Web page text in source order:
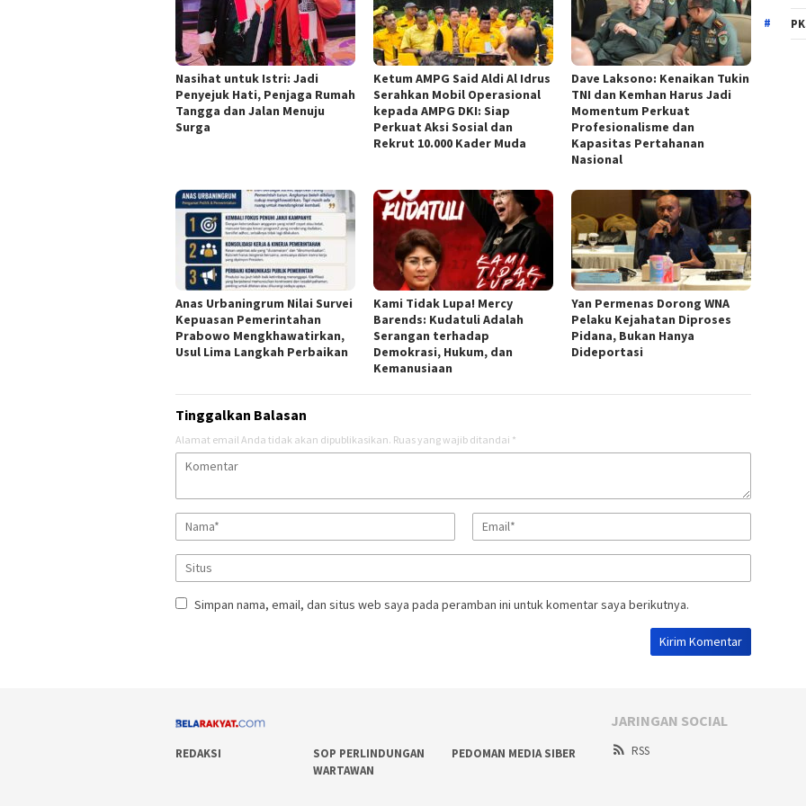
Nasihat untuk Istri: Jadi
Penyejuk Hati, Penjaga Rumah
Tangga dan Jalan Menuju
Surga
Ketum AMPG Said Aldi Al Idrus
Serahkan Mobil Operasional
kepada AMPG DKI: Siap
Perkuat Aksi Sosial dan
Rekrut 10.000 Kader Muda
Dave Laksono: Kenaikan Tukin
TNI dan Kemhan Harus Jadi
Momentum Perkuat
Profesionalisme dan
Kapasitas Pertahanan
Nasional
Anas Urbaningrum Nilai Survei
Kepuasan Pemerintahan
Prabowo Mengkhawatirkan,
Usul Lima Langkah Perbaikan
Kami Tidak Lupa! Mercy
Barends: Kudatuli Adalah
Serangan terhadap
Demokrasi, Hukum, dan
Kemanusiaan
Yan Permenas Dorong WNA
Pelaku Kejahatan Diproses
Pidana, Bukan Hanya
Dideportasi
Tinggalkan Balasan
Alamat email Anda tidak akan dipublikasikan. Ruas yang wajib ditandai *
Simpan nama, email, dan situs web saya pada peramban ini untuk komentar saya berikutnya.
REDAKSI
SOP PERLINDUNGAN
WARTAWAN
PEDOMAN MEDIA SIBER
JARINGAN SOCIAL
RSS